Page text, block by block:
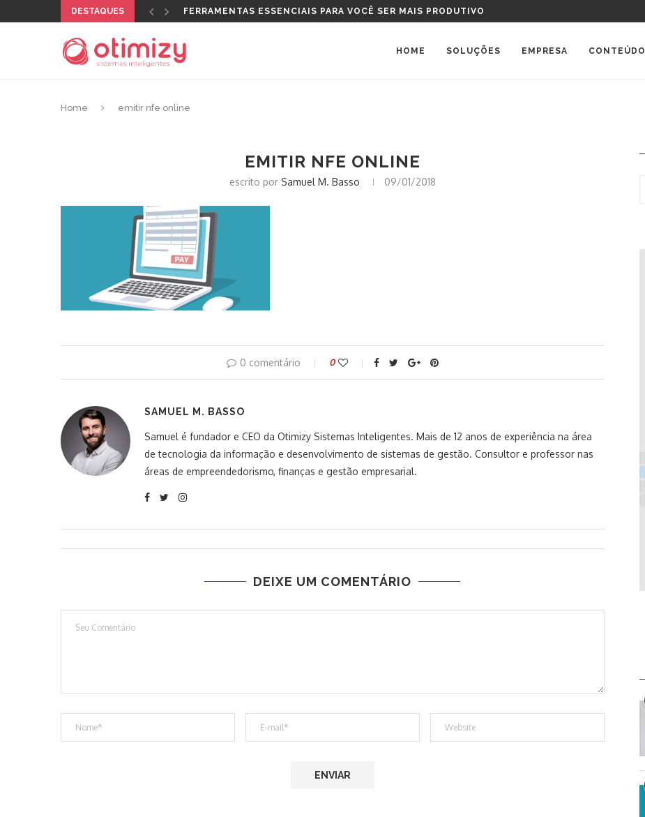
DESTAQUES FERRAMENTAS ESSENCIAIS PARA VOCÊ SER MAIS PRODUTIVO
HOME SOLUÇÕES EMPRESA CONTEÚDO
Home emitir nfe online
EMITIR NFE ONLINE
escrito por Samuel M. Basso 09/01/2018
0 comentário 0
SAMUEL M. BASSO
Samuel é fundador e CEO da Otimizy Sistemas Inteligentes. Mais de 12 anos de experiência na área
de tecnologia da informação e desenvolvimento de sistemas de gestão. Consultor e professor nas
áreas de empreendedorismo, finanças e gestão empresarial.
DEIXE UM COMENTÁRIO